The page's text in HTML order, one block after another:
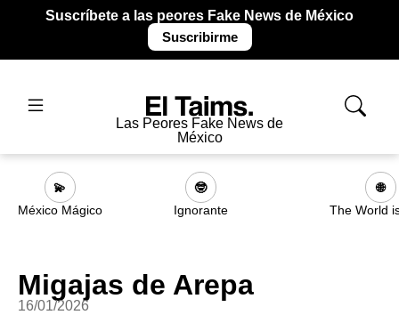
Suscríbete a las peores Fake News de México
Suscribirme
Las Peores Fake News de
México
💫
México Mágico
🤓
Ignorante
🌐
The World
Migajas de Arepa
16/01/2026